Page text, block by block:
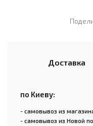
Доставка
по Киеву:
- самовывоз из
- самовывоз из Новой